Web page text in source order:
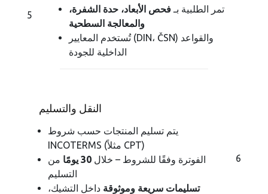
5
تمر الطلبية بـفحص الأبعاد، حدة الشفرة،
والمعالجة السطحية
تُستخدم المعايير (DIN، ČSN) والقواعد
الداخلية للجودة
النقل والتسليم
يتم تسليم المنتجات حسب شروط
INCOTERMS (مثلاً CPT)
الفوترة وفقًا للشروط – خلال30 يومًا
من
التسليم
تسليمات سريعة وموثوقة داخل التشيك،
6